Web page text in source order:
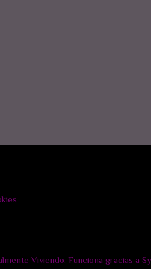
Viviendo. Funciona gracias a